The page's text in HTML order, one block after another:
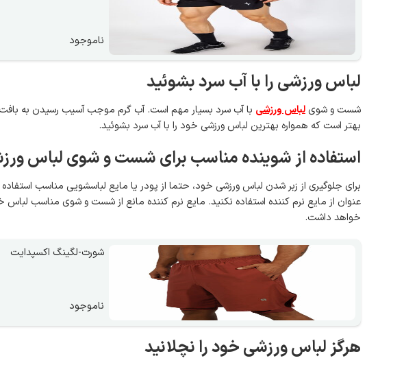
ناموجود
لباس ورزشی را با آب سرد بشوئید
شست و شوی لباس ورزشی با آب سرد بسیار مهم است. آب گرم موجب آسیب رسیدن به
بهتر است که همواره بهترین لباس ورزشی خود را با آب سرد بشوئید.
استفاده از شوینده مناسب برای شست و شوی لباس
برای جلوگیری از زبر شدن لباس ورزشی خود، حتما از پودر یا مایع لباسشویی مناسب استفاده
عنوان از مایع نرم کننده استفاده نکنید. مایع نرم کننده مانع از شست و شوی مناسب
خواهد داشت.
شورت-لگینگ اکسپدایت
ناموجود
هرگز لباس ورزشی خود را نچلانید